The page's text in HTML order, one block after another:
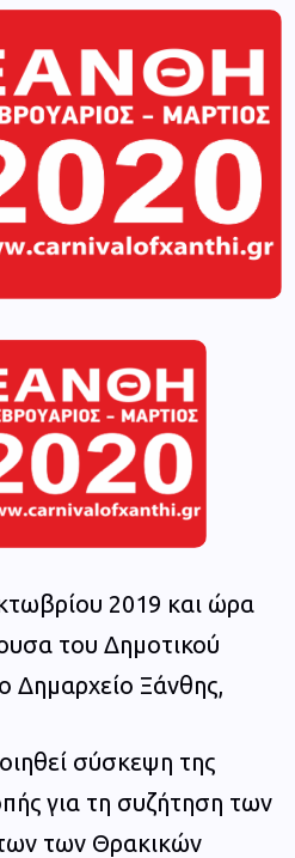
2019 και ώρα
του Δημοτικού
Δημαρχείο Ξάνθης,
σύσκεψη της
για τη συζήτηση των
των Θρακικών